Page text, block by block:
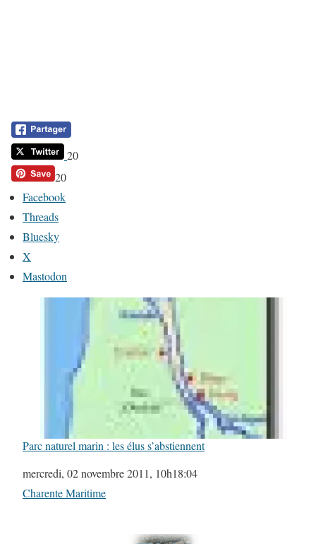
20
20
Facebook
Threads
Bluesky
X
Mastodon
Parc naturel marin : les élus s’abstiennent
Date
mercredi, 02 novembre 2011, 10h18:04
Par rapport à
Charente Maritime